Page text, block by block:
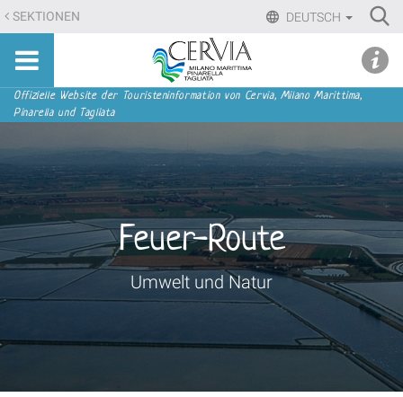
Direkt
zum
Inhalt
Direkt
zur
DEUTSCH
SEKTIONEN
Sito
turistico
ufficiale
Milano
Marittima,
Pinarella,
Tagliata
Sektionen
Offizielle Website der Touristeninformation von Cervia, Milano Marittima,
Pinarella und Tagliata
Feuer-Route
Umwelt und Natur
menu